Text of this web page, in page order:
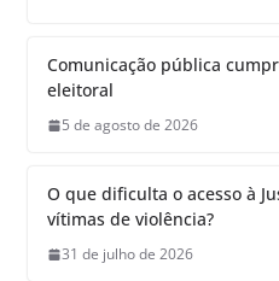
Comunicação pública
eleitoral
5 de agosto de 2026
O que dificulta o acesso à
vítimas de violência?
31 de julho de 2026